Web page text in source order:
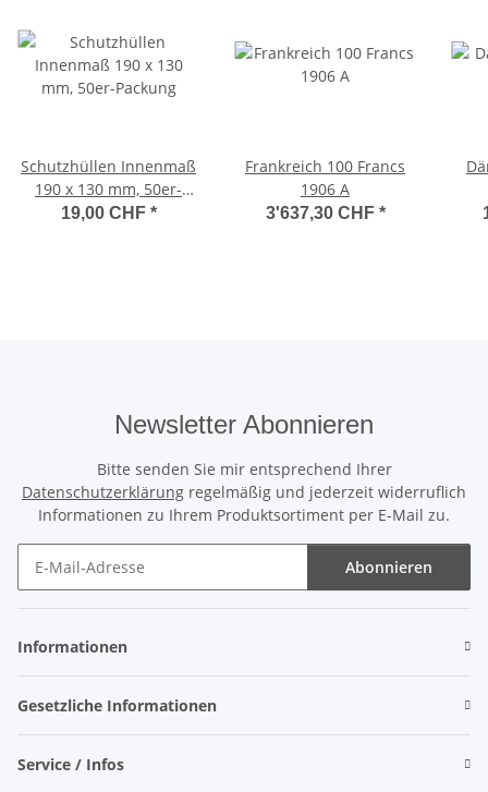
Schutzhüllen Innenmaß
190 x 130 mm, 50er-
Packung
19,00 CHF *
Frankreich 100 Francs
1906 A
3'637,30 CHF *
Newsletter Abonnieren
Bitte senden Sie mir entsprechend Ihrer
Datenschutzerklärung regelmäßig und jederzeit widerruflich
Informationen zu Ihrem Produktsortiment per E-Mail zu.
Abonnieren
Informationen
Gesetzliche Informationen
Service / Infos